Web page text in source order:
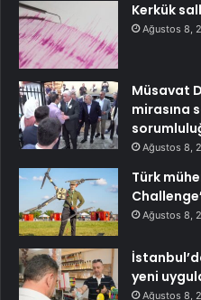
Kerkük
Ağustos 8,
Müsavat
mirasına
Ağustos 8,
Türk
Ağustos 8,
yeni
Ağustos 8,